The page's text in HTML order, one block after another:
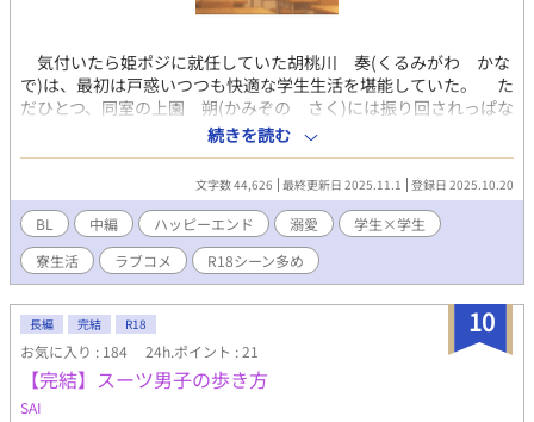
気付いたら姫ポジに就任していた胡桃川 奏(くるみがわ かな
で)は、最初は戸惑いつつも快適な学生生活を堪能していた。 た
だひとつ、同室の上園 朔(かみぞの さく)には振り回されっぱな
しだった。 仲良くなりたいのに無口で無愛想。 諦めかけていた
時に、なぜか距離が縮まる。 ──で、でもなんか縮まりすぎてな
い？！ 男子校×寮生活×独占欲。 同室で童貞同士の２人が両
想いになったら、部屋でやることは…… 強引無口美形×愛され
姫ポジのえち甘バカップルラブコメです。 ——— ※同室男子高生
の軽率にイチャイチャするラブコメです。 ※後半に性描写（濃い
め）あり。苦手な方はご注意ください。 連続絶頂/攻めフェラ/
潮吹き等 ※性描写ページはタイトルに※をつけています。
続きを読む
文字数 44,626 最終更新日 2025.11.1 登録日 2025.10.20
BL 中編 ハッピーエンド 溺愛
学生×学生
寮生活
ラブコメ R18シーン多め
10
長編 完結 R18
お気に入り : 184 24h.ポイント : 21
【完結】スーツ男子の歩き方
SAI